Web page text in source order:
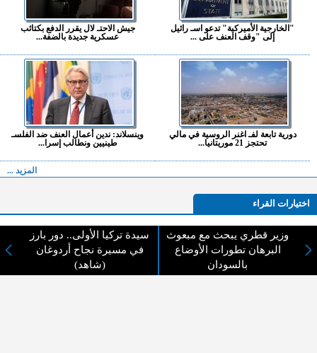
"الخارجية الأميركية" تدعو اسـ رائيل
إلى "وقف العنف على ...
جيش الاحتـ لال يقرر الدفع بكتائب
عسكرية جديدة بالضفة...
دورية تابعة لفـ اغنر الروسية في مالي
تحتجز 21 موريتانيا...
وينسلاند: ندين أعمال العنف ضد الفلسـ
طينيين ونطالب إسرا...
المزيد ...
اختيارات القراء
وزير قطري يبحث مع مبعوث
البرهان تطورات الأوضاع
بالسودان
سيدة تركيا الأولى.. دور بارز
في مسيرة نجاح أردوغان
(شاهد)